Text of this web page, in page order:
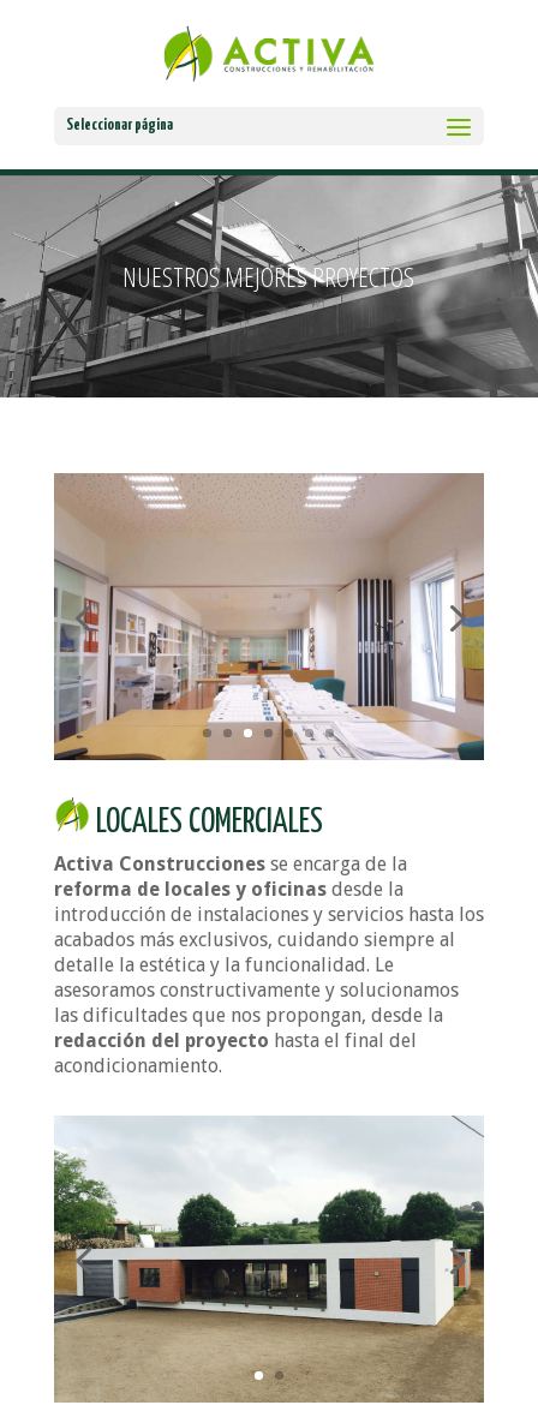
Seleccionar página
NUESTROS MEJORES PROYECTOS
LOCALES COMERCIALES
Activa Construcciones se encarga de la
reforma de locales y oficinasdesde la
introducción de instalaciones y servicios hasta los
acabados más exclusivos, cuidando siempre al
detalle la estética y la funcionalidad. Le
asesoramos constructivamente y solucionamos
las dificultades que nos propongan, desde la
redacción del proyecto hasta el final del
acondicionamiento.